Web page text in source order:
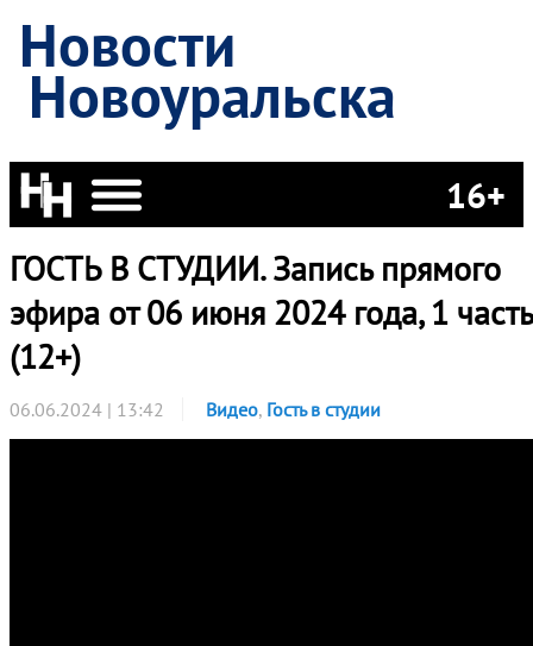
Новости
Новоуральска
16+
ГОСТЬ В СТУДИИ. Запись прямого
эфира от 06 июня 2024 года, 1 часть
(12+)
06.06.2024 | 13:42 Видео, Гость в студии